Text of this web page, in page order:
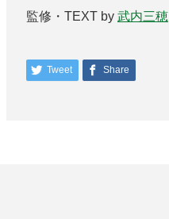
監修・TEXT by 武内三穂
Tweet Share